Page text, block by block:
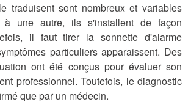
traduisent sont nombreux et variables
à une autre, ils s'installent de façon
il faut tirer la sonnette d'alarme
particuliers apparaissent. Des
ont été conçus pour évaluer son
professionnel. Toutefois, le diagnostic
que par un médecin.